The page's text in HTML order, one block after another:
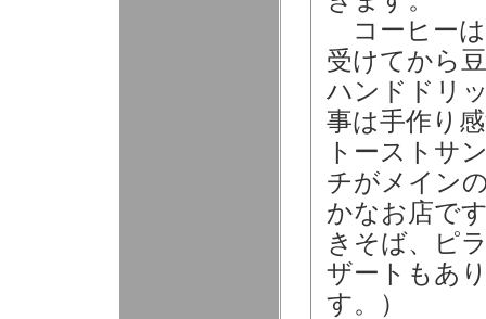
コーヒー
受けてから
ハンドドリ
事は手作り
トーストサ
チがメイン
かなお店で
きそば、ピ
ザートもあ
す。）